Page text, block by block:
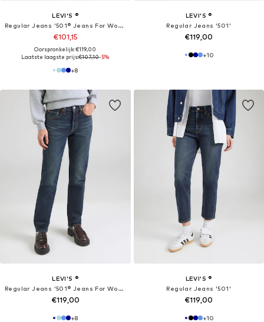
LEVI'S ®
Regular Jeans '501® Jeans For Women'
€101,15
Oorspronkelijk: €119,00
Laatste laagste prijs:€107,10-5%
+8
LEVI'S ®
Regular Jeans '501'
€119,00
+10
LEVI'S ®
Regular Jeans '501® Jeans For Women'
€119,00
+8
LEVI'S ®
Regular Jeans '501'
€119,00
+10